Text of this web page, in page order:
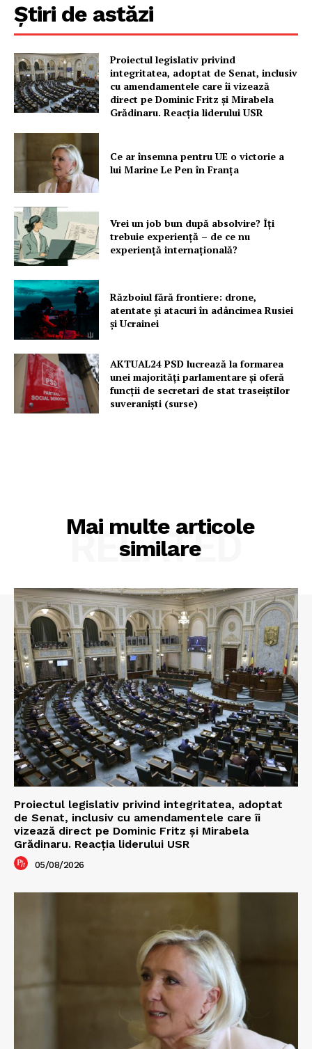
Știri de astăzi
Proiectul legislativ privind
integritatea, adoptat de Senat, inclusiv
cu amendamentele care îi vizează
direct pe Dominic Fritz și Mirabela
Grădinaru. Reacția liderului USR
Ce ar însemna pentru UE o victorie a
lui Marine Le Pen în Franța
Vrei un job bun după absolvire? Îți
trebuie experiență – de ce nu
experiență internațională?
Războiul fără frontiere: drone,
atentate și atacuri în adâncimea Rusiei
și Ucrainei
AKTUAL24 PSD lucrează la formarea
unei majorităţi parlamentare și oferă
funcții de secretari de stat traseiștilor
suveraniști (surse)
Mai multe articole
similare
RELATED
Proiectul legislativ privind integritatea, adoptat
de Senat, inclusiv cu amendamentele care îi
vizează direct pe Dominic Fritz și Mirabela
Grădinaru. Reacția liderului USR
05/08/2026